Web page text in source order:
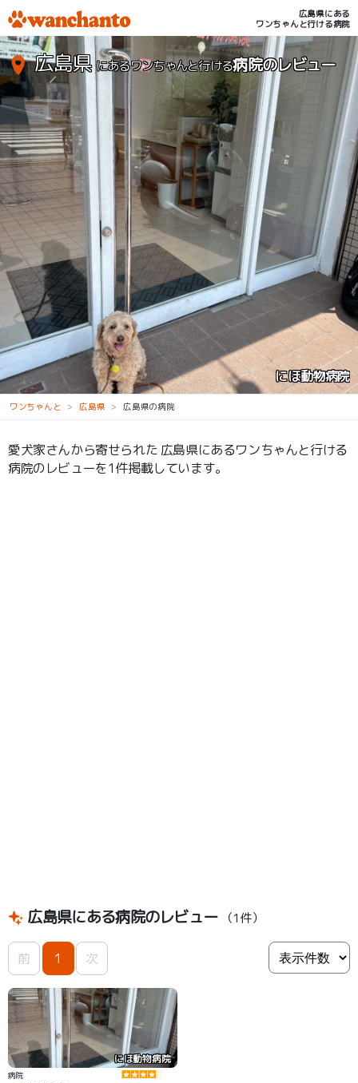
広島県にある
ワンちゃんと行ける病院
にほ動物病院
広島県にあるワンちゃんと行ける病院のレビュー
ワンちゃんと 広島県 広島県の病院
愛犬家さんから寄せられた 広島県にあるワンちゃんと行ける
病院のレビューを1件掲載しています。
広島県にある病院のレビュー （1件）
前 1 次
にほ動物病院
病院